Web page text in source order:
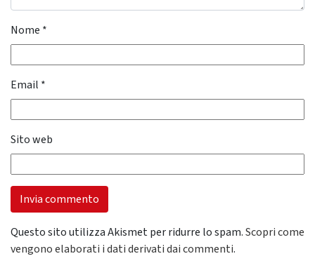
Nome *
Email *
Sito web
Questo sito utilizza Akismet per ridurre lo spam.Scopri come
vengono elaborati i dati derivati dai commenti.